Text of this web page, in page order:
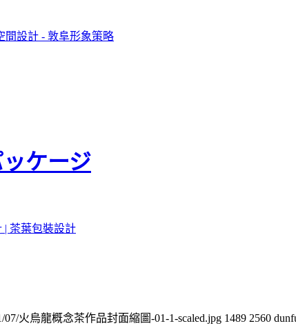
ケージ
07/火烏龍概念茶作品封面縮圖-01-1-scaled.jpg 1489 2560